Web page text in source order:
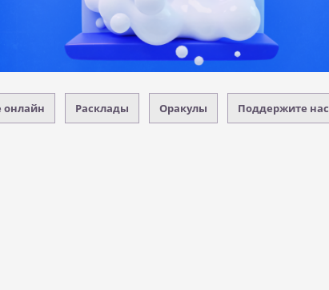
онлайн Расклады Оракулы Поддержите нас